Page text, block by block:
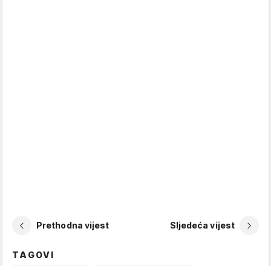
Prethodna vijest Sljedeća vijest
TAGOVI